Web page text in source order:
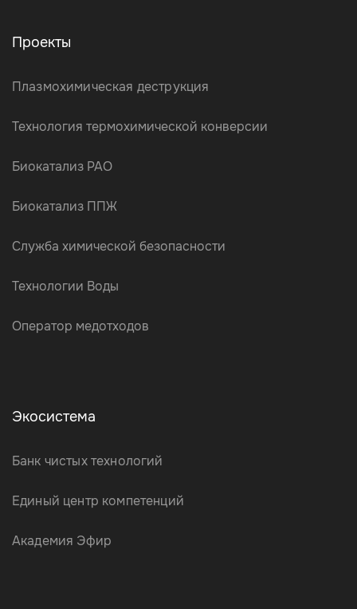
Проекты
Плазмохимическая деструкция
Технология термохимической конверсии
Биокатализ РАО
Биокатализ ППЖ
Служба химической безопасности
Технологии Воды
Оператор медотходов
Экосистема
Банк чистых технологий
Единый центр компетенций
Академия Эфир